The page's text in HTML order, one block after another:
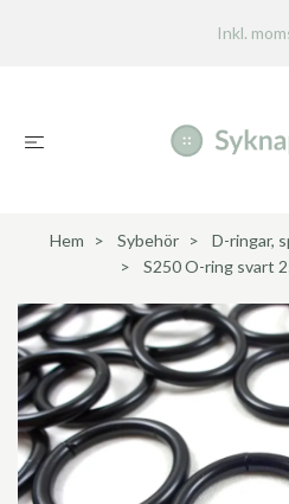
Inkl.
Hem Sybehör D-ringar,
S250 O-ring svart